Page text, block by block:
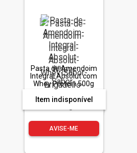
Pasta de Amendoim
Integral Absolut com
Whey Protein 500g
Item indisponível
AVISE-ME